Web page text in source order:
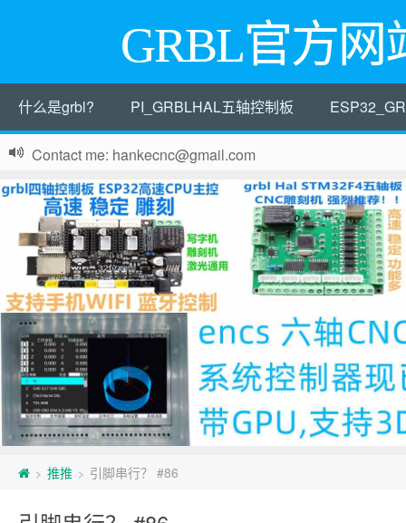
GRBL官方网
什么是grbl? PI_GRBLHAL五轴控制板
Contact me: hankecnc@gmail.com
> 推推 > 引脚串行？ #86